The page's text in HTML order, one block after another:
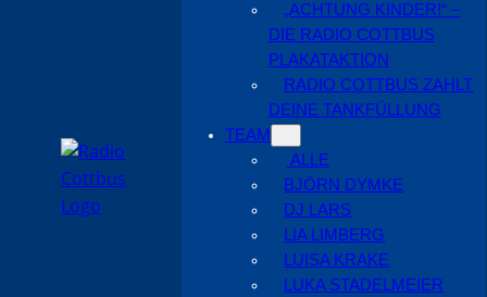
„ACHTUNG KINDER!“ –
DIE RADIO COTTBUS
PLAKATAKTION
RADIO COTTBUS ZAHLT
DEINE TANKFÜLLUNG
TEAM
ALLE
BJÖRN DYMKE
DJ LARS
LIA LIMBERG
LUISA KRAKE
LUKA STADELMEIER